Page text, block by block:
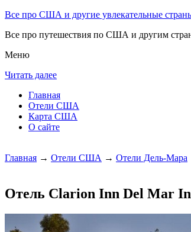
Все про США и другие увлекательные
Все про путешествия по США и другим
Меню
Читать далее
Главная
Отели США
Карта США
О сайте
Главная → Отели США → Отели Дель-Мара
Отель Clarion Inn Del Mar